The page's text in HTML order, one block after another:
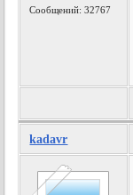
Сообщений: 32767
kadavr